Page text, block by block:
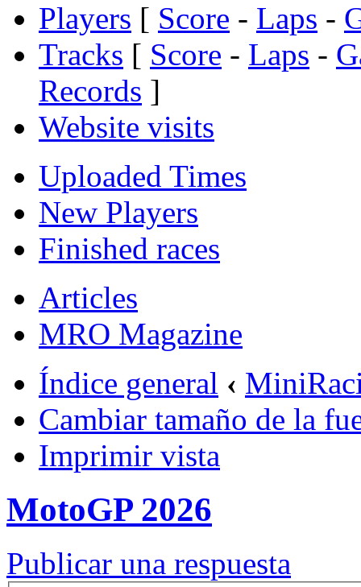
Players [ Score - Laps -
Tracks [ Score - Laps -
Records ]
Website visits
Uploaded Times
New Players
Finished races
Articles
MRO Magazine
Índice general ‹
Cambiar tamaño de la
Imprimir vista
MotoGP 2026
Publicar una respuesta